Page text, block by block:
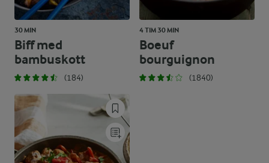
30 MIN
Biff med
bambuskott
(184)
4 TIM 30 MIN
Boeuf
bourguignon
(1840)